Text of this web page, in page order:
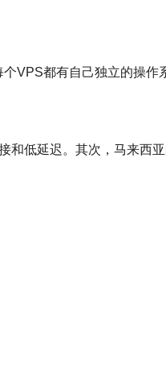
VPS都有自己独立的操
低延迟。其次，马来西